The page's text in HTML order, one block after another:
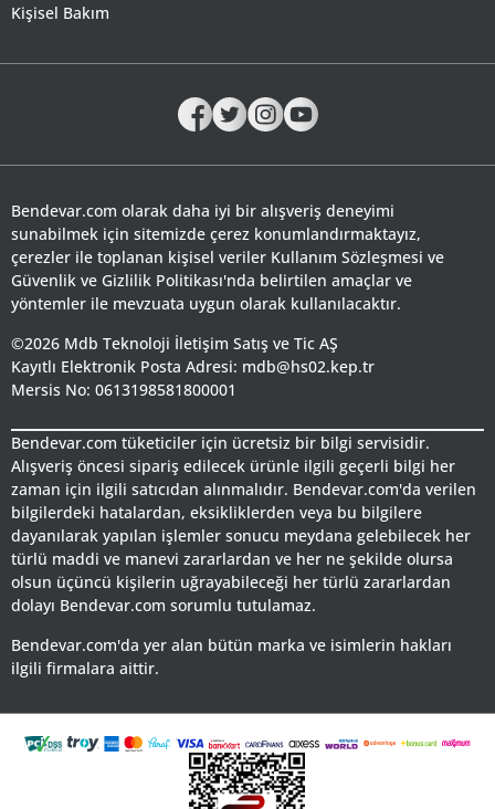
Kişisel Bakım
Bendevar.com olarak daha iyi bir alışveriş deneyimi
sunabilmek için sitemizde çerez konumlandırmaktayız,
çerezler ile toplanan kişisel veriler Kullanım Sözleşmesi ve
Güvenlik ve Gizlilik Politikası'nda belirtilen amaçlar ve
yöntemler ile mevzuata uygun olarak kullanılacaktır.
©2026 Mdb Teknoloji İletişim Satış ve Tic AŞ
Kayıtlı Elektronik Posta Adresi: mdb@hs02.kep.tr
Mersis No: 0613198581800001
Bendevar.com tüketiciler için ücretsiz bir bilgi servisidir.
Alışveriş öncesi sipariş edilecek ürünle ilgili geçerli bilgi her
zaman için ilgili satıcıdan alınmalıdır. Bendevar.com'da verilen
bilgilerdeki hatalardan, eksikliklerden veya bu bilgilere
dayanılarak yapılan işlemler sonucu meydana gelebilecek her
türlü maddi ve manevi zararlardan ve her ne şekilde olursa
olsun üçüncü kişilerin uğrayabileceği her türlü zararlardan
dolayı Bendevar.com sorumlu tutulamaz.
Bendevar.com'da yer alan bütün marka ve isimlerin hakları
ilgili firmalara aittir.